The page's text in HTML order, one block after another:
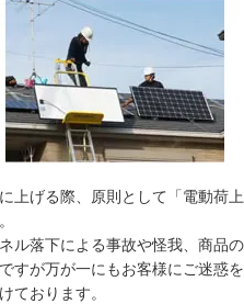
上げる際、原則として「電動荷上
ル落下による事故や怪我、商品の
すが万が一にもお客様にご迷惑を
ております。